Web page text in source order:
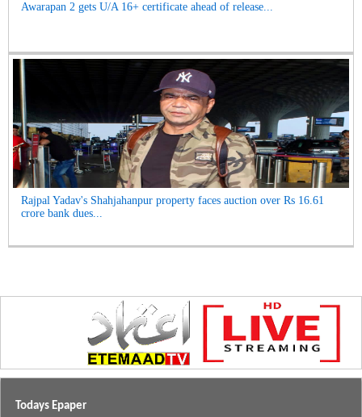
Awarapan 2 gets U/A 16+ certificate ahead of release...
Rajpal Yadav's Shahjahanpur property faces auction over Rs 16.61
crore bank dues...
Todays Epaper